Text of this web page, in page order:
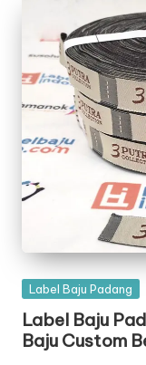
Posted
Label Baju Padang
Label Baju
Baju Custom